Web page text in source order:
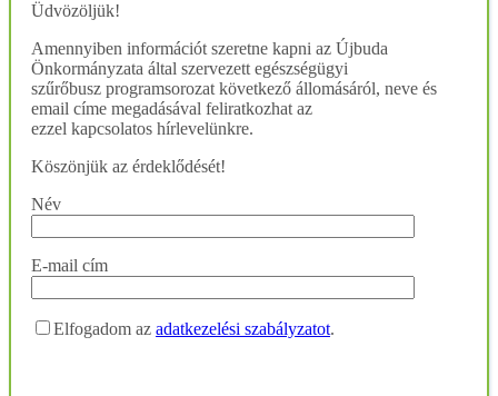
Üdvözöljük!
Amennyiben információt szeretne kapni az Újbuda
Önkormányzata által szervezett egészségügyi
szűrőbusz programsorozat következő állomásáról, neve és
email címe megadásával feliratkozhat az
ezzel kapcsolatos hírlevelünkre.
Köszönjük az érdeklődését!
Név
E-mail cím
Elfogadom az adatkezelési szabályzatot.